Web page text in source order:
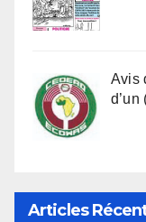
Avis
Articles